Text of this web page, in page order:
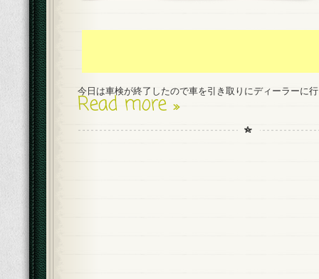
今日は車検が終了したので車を引き取りにディーラーに
Read more »